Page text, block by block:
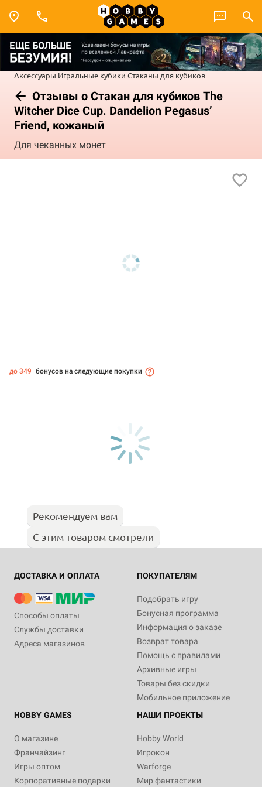
Аксессуары Игральные кубики Стаканы для кубиков
Отзывы о Стакан для кубиков The
Witcher Dice Cup. Dandelion Pegasus’
Friend, кожаный
Для чеканных монет
до 349 бонусов на следующие покупки
Рекомендуем вам
С этим товаром смотрели
ДОСТАВКА И ОПЛАТА
Способы оплаты
Службы доставки
Адреса магазинов
ПОКУПАТЕЛЯМ
Подобрать игру
Бонусная программа
Информация о заказе
Возврат товара
Помощь с правилами
Архивные игры
Товары без скидки
Мобильное приложение
HOBBY GAMES
О магазине
Франчайзинг
Игры оптом
Корпоративные подарки
НАШИ ПРОЕКТЫ
Hobby World
Игрокон
Warforge
Мир фантастики